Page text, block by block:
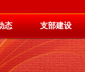
态 支部建设